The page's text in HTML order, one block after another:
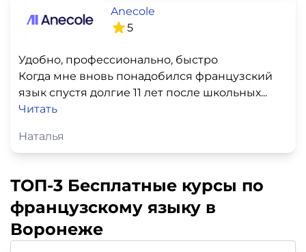
Anecole
5
Удобно, профессионально, быстро
Когда мне вновь понадобился французский
язык спустя долгие 11 лет после школьных...
Читать
Наталья
ТОП-3 Бесплатные курсы по
французскому языку в
Воронеже